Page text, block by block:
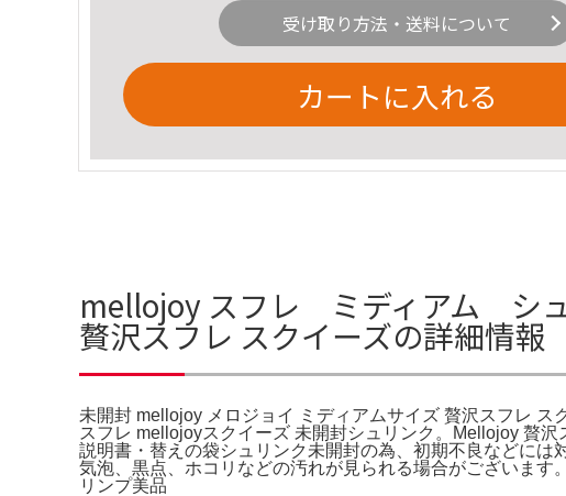
受け取り方法・送料について
カートに入れる
mellojoy スフレ ミディアム シュ
贅沢スフレ スクイーズの詳細情報
未開封 mellojoy メロジョイ ミディアムサイズ 贅沢スフレ
スフレ mellojoyスクイーズ 未開封シュリンク。Mellojoy 贅
説明書・替えの袋シュリンク未開封の為、初期不良などには
気泡、黒点、ホコリなどの汚れが見られる場合がございま
リンプ美品